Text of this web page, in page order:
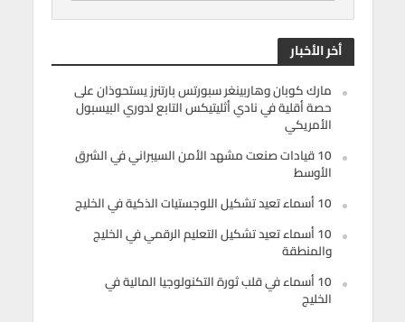
أخر الأخبار
مارك كوبان وهاربينغر سبورتس بارتنرز يستحوذان على
حصة أقلية في نادي أثليتيكس التابع لدوري البيسبول
الأمريكي
10 قيادات صنعت مشهد الأمن السيبراني في الشرق
الأوسط
10 أسماء تعيد تشكيل اللوجستيات الذكية في الخليج
10 أسماء تعيد تشكيل التعليم الرقمي في الخليج
والمنطقة
10 أسماء في قلب ثورة التكنولوجيا المالية في
الخليج